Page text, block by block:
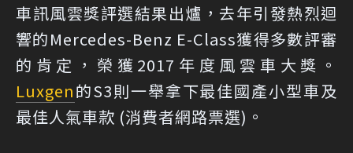
車訊風雲獎評選結果出爐，去年引發熱烈迴
響的Mercedes-Benz E-Class獲得多數評審
的肯定，榮獲2017年度風雲車大獎。
Luxgen的S3則一舉拿下最佳國產小型車及
最佳人氣車款 (消費者網路票選)。